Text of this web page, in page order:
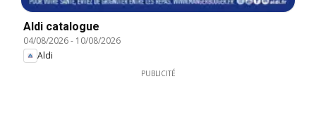
Aldi catalogue
04/08/2026- 10/08/2026
Aldi
PUBLICITÉ